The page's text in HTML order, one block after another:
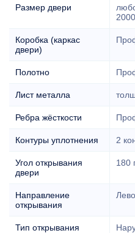
Размер двери
Коробка (каркас
двери)
Полотно
Лист металла
Ребра жёсткости
Контуры уплотнения 2
Угол открывания
двери
180
Направление
открывания
Тип открывания